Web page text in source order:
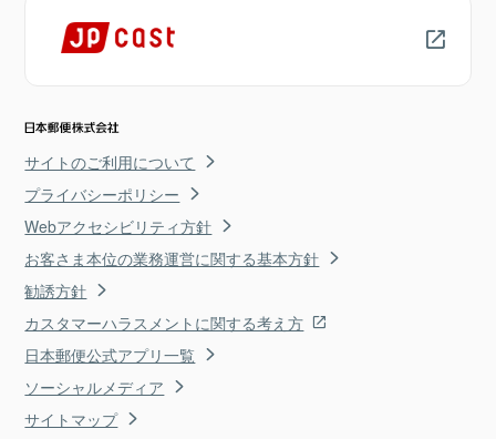
サイトのご利用について
プライバシーポリシー
Webアクセシビリティ方針
お客さま本位の業務運営に関する基本方針
勧誘方針
カスタマーハラスメントに関する考え方
日本郵便公式アプリ一覧
ソーシャルメディア
サイトマップ